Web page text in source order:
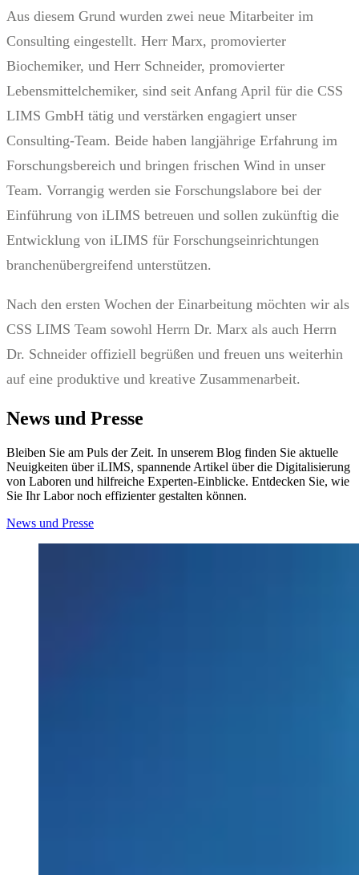
Aus diesem Grund wurden zwei neue Mitarbeiter im
Consulting eingestellt. Herr Marx, promovierter
Biochemiker, und Herr Schneider, promovierter
Lebensmittelchemiker, sind seit Anfang April für die CSS
LIMS GmbH tätig und verstärken engagiert unser
Consulting-Team. Beide haben langjährige Erfahrung im
Forschungsbereich und bringen frischen Wind in unser
Team. Vorrangig werden sie Forschungslabore bei der
Einführung von iLIMS betreuen und sollen zukünftig die
Entwicklung von iLIMS für Forschungseinrichtungen
branchenübergreifend unterstützen.
Nach den ersten Wochen der Einarbeitung möchten wir als
CSS LIMS Team sowohl Herrn Dr. Marx als auch Herrn
Dr. Schneider offiziell begrüßen und freuen uns weiterhin
auf eine produktive und kreative Zusammenarbeit.
News und Presse
Bleiben Sie am Puls der Zeit. In unserem Blog finden Sie aktuelle
Neuigkeiten über iLIMS, spannende Artikel über die Digitalisierung
von Laboren und hilfreiche Experten-Einblicke. Entdecken Sie, wie
Sie Ihr Labor noch effizienter gestalten können.
News und Presse